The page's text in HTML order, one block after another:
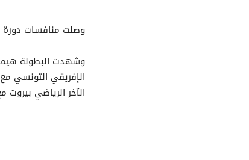
وصلت منافسات دورة دبي الدولية الـ 32 بكرة السلة إلى
الآخر الرياضي بيروت مع